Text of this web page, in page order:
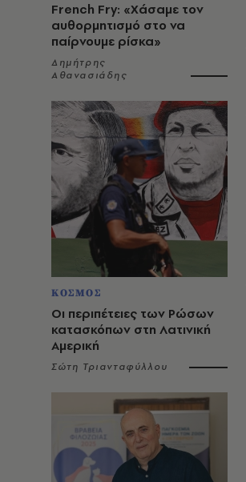
French Fry: «Χάσαμε τον
αυθορμητισμό στο να
παίρνουμε ρίσκα»
Δημήτρης
Αθανασιάδης
ΚΟΣΜΟΣ
Οι περιπέτειες των Ρώσων
κατασκόπων στη Λατινική
Αμερική
Σώτη Τριανταφύλλου